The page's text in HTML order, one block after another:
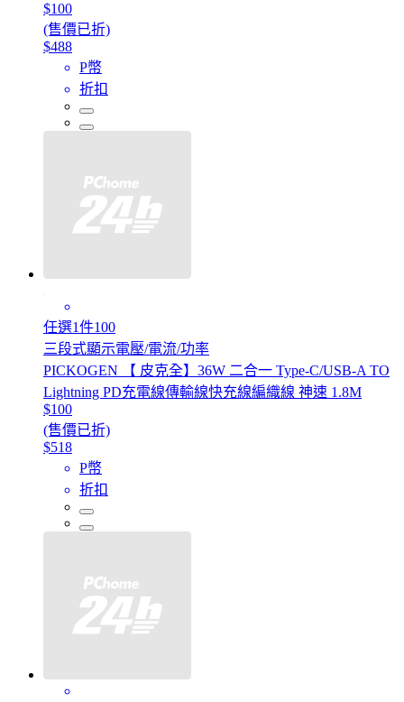
$100
(售價已折)
$488
P幣
折扣
任選1件100
三段式顯示電壓/電流/功率
PICKOGEN 【 皮克全】36W 二合一 Type-C/USB-A TO
Lightning PD充電線傳輸線快充線編織線 神速 1.8M
$100
(售價已折)
$518
P幣
折扣